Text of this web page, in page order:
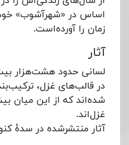
اساس در «شهرآشوب»
زمان را آورده‌است.
آثار
لسانی حدود هشت‌هزار
در قالب‌های غزل،
شده‌اند که از این میان
غزل‌اند.
آثار منتشرشده در سدهٔ